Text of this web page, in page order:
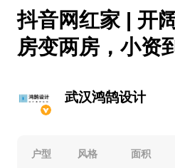
抖音网红家 | 开
房变两房，小资
武汉鸿鹄设计
户型 风格 面积